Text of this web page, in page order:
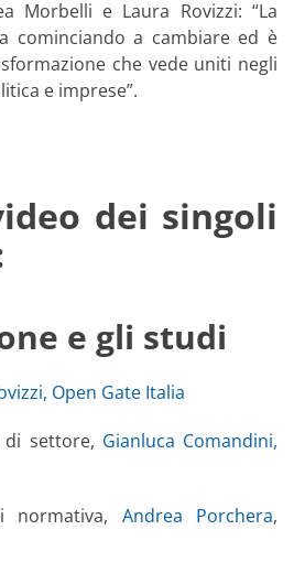
Morbelli e Laura Rovizzi: “La
cominciando a cambiare ed è
che vede uniti negli
e imprese”.
dei singoli
e gli studi
Open Gate Italia
di settore, Gianluca Comandini,
normativa, Andrea Porchera,